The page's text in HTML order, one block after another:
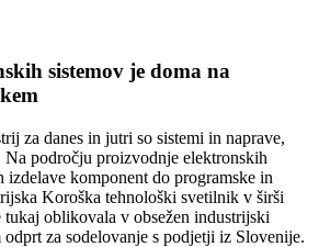
sistemov je doma na
za danes in jutri so sistemi in naprave,
področju proizvodnje elektronskih
izdelave komponent do programske in
Koroška tehnološki svetilnik v širši
oblikovala v obsežen industrijski
za sodelovanje s podjetji iz Slovenije.